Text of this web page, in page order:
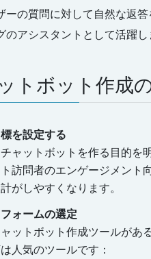
ーの質問に対して自然な返答
のアシスタントとして活躍し
トボット作成
を設定する
ャットボットを作る目的を
訪問者のエンゲージメント
がしやすくなります。
ォームの選定
ットボット作成ツールがあ
人気のツールです：